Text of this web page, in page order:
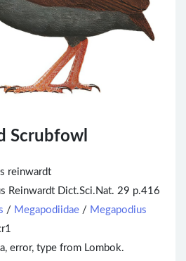
Scrubfowl
reinwardt
Reinwardt Dict.Sci.Nat. 29 p.416
/ Megapodiidae / Megapodius
error, type from Lombok.